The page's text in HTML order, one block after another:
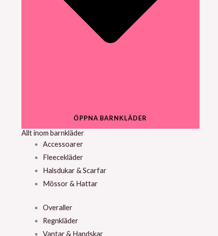
ÖPPNA BARNKLÄDER
Allt inom barnkläder
Accessoarer
Fleecekläder
Halsdukar & Scarfar
Mössor & Hattar
Overaller
Regnkläder
Vantar & Handskar